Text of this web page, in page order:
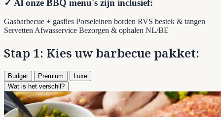
✓ Al onze BBQ menu's zijn inclusief:
Gasbarbecue + gasfles Porseleinen borden RVS bestek & tangen
ServettenAfwasservice Bezorgen & ophalen NL/BE
Stap 1: Kies uw barbecue pakket:
Budget Premium
Luxe
Wat is het verschil?